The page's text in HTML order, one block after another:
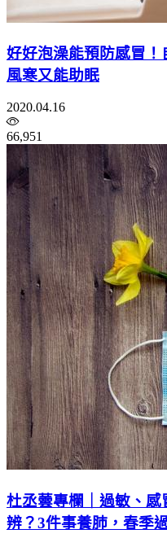
好好泡澡能預防感冒
風寒又能助眠
2020.04.16
66,951
杜丞蕓專欄｜過敏、
辨？3件事養肺，春季